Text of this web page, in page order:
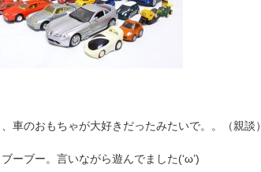
車のおもちゃが大好きだったみたいで。。（親談）
ーブー。言いながら遊んでました(‘ω’)